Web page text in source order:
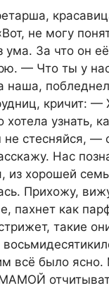
не могу
ума. За что он
— Что ты у
наша,
кричит: —
узнать,
стесняйся, —
Нас
из хорошей
Прихожу,
пахнет как
такие
всё было